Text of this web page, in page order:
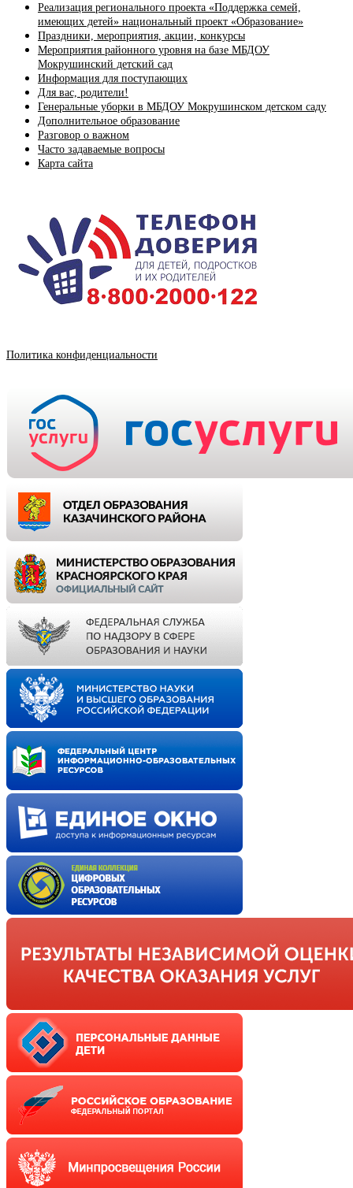
Реализация регионального проекта «Поддержка семей,
имеющих детей» национальный проект «Образование»
Праздники, мероприятия, акции, конкурсы
Мероприятия районного уровня на базе МБДОУ
Мокрушинский детский сад
Информация для поступающих
Для вас, родители!
Генеральные уборки в МБДОУ Мокрушинском детском саду
Дополнительное образование
Разговор о важном
Часто задаваемые вопросы
Карта сайта
Политика конфиденциальности